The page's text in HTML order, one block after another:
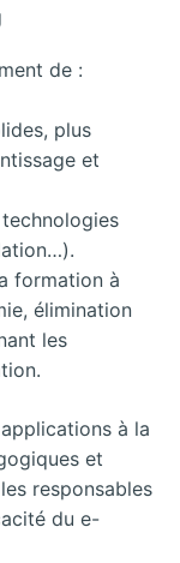
de :
plus
et
formation à
élimination
les
à la
et
responsables
du e-